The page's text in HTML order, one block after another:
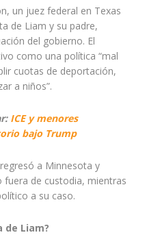
un juez federal en Texas
de Liam y su padre,
del gobierno. El
como una política “mal
cuotas de deportación,
a niños”.
ICE y menores
bajo Trump
a Minnesota y
de custodia, mientras
a su caso.
de Liam?